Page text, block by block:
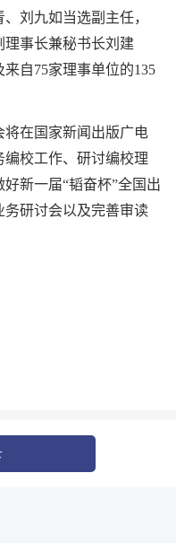
刘九如当选副主任，
理事长兼秘书长刘建
自75家理事单位的135
在国家新闻出版广电
校工作、研讨编校理
新一届“韬奋杯”全国出
务研讨会以及完善审读